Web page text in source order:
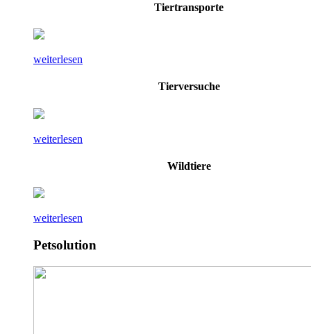
Tiertransporte
weiterlesen
Tierversuche
weiterlesen
Wildtiere
weiterlesen
Petsolution